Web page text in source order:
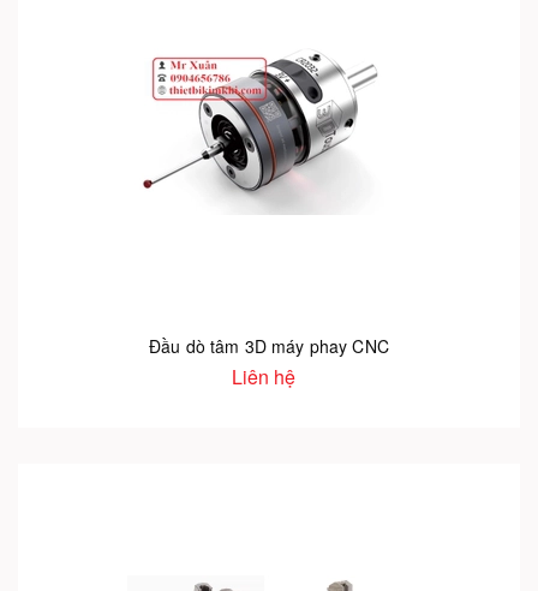
Đầu dò tâm 3D máy phay CNC
Liên hệ